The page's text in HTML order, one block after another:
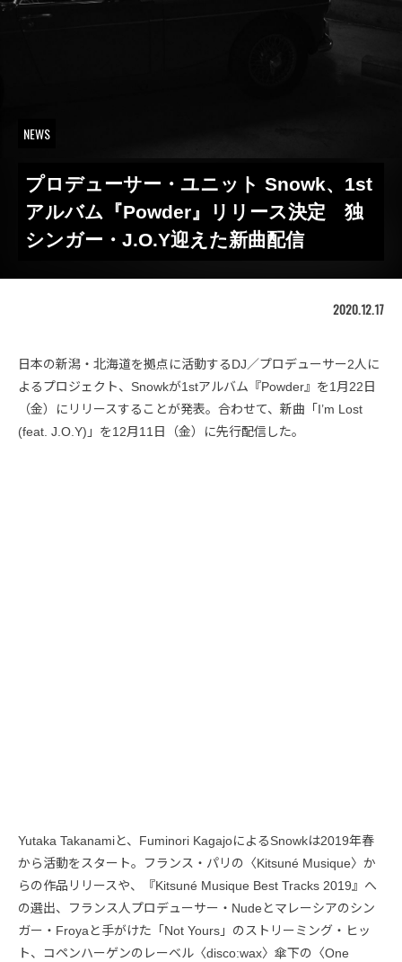
NEWS
プロデューサー・ユニット Snowk、1st
アルバム『Powder』リリース決定 独
シンガー・J.O.Y迎えた新曲配信
2020.12.17
日本の新潟・北海道を拠点に活動するDJ／プロデューサー2人に
よるプロジェクト、Snowkが1stアルバム『Powder』を1月22日
（金）にリリースすることが発表。合わせて、新曲「I’m Lost
(feat. J.O.Y)」を12月11日（金）に先行配信した。
Yutaka Takanamiと、Fuminori KagajoによるSnowkは2019年春
から活動をスタート。フランス・パリの〈Kitsuné Musique〉か
らの作品リリースや、『Kitsuné Musique Best Tracks 2019』へ
の選出、フランス人プロデューサー・Nudeとマレーシアのシン
ガー・Froyaと手がけた「Not Yours」のストリーミング・ヒッ
ト、コペンハーゲンのレーベル〈disco:wax〉傘下の〈One